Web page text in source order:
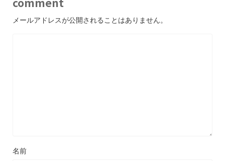
メールアドレスが公開されることはありません。
名前